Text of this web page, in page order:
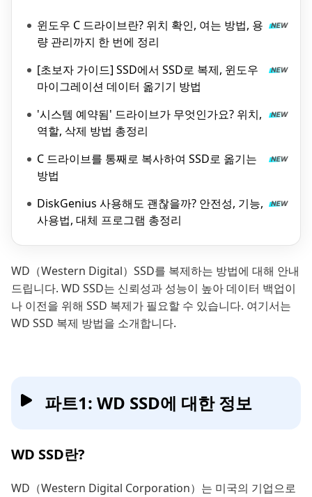
윈도우 C 드라이브란? 위치 확인, 여는 방법, 용
량 관리까지 한 번에 정리
[초보자 가이드] SSD에서 SSD로 복제, 윈도우
마이그레이션 데이터 옮기기 방법
'시스템 예약됨' 드라이브가 무엇인가요? 위치,
역할, 삭제 방법 총정리
C 드라이브를 통째로 복사하여 SSD로 옮기는
방법
DiskGenius 사용해도 괜찮을까? 안전성, 기능,
사용법, 대체 프로그램 총정리
WD（Western Digital）SSD를 복제하는 방법에 대해 안내
드립니다. WD SSD는 신뢰성과 성능이 높아 데이터 백업이
나 이전을 위해 SSD 복제가 필요할 수 있습니다. 여기서는
WD SSD 복제 방법을 소개합니다.
파트1: WD SSD에 대한 정보
WD SSD란?
WD（Western Digital Corporation）는 미국의 기업으로